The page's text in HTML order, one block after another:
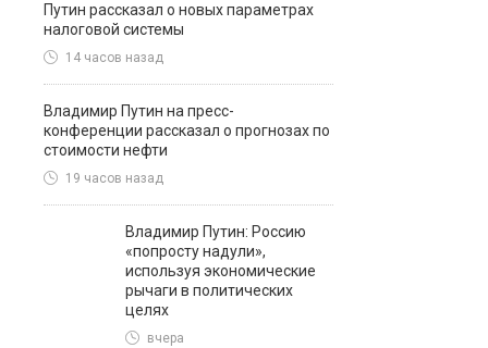
Путин рассказал о новых параметрах
налоговой системы
14 часов назад
Владимир Путин на пресс-
конференции рассказал о прогнозах по
стоимости нефти
19 часов назад
Владимир Путин: Россию
«попросту надули»,
используя экономические
рычаги в политических
целях
вчера